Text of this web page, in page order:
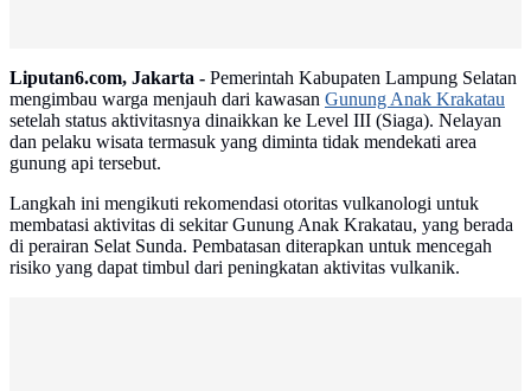
Liputan6.com, Jakarta - Pemerintah Kabupaten Lampung Selatan
mengimbau warga menjauh dari kawasan Gunung Anak Krakatau
setelah status aktivitasnya dinaikkan ke Level III (Siaga). Nelayan
dan pelaku wisata termasuk yang diminta tidak mendekati area
gunung api tersebut.
Langkah ini mengikuti rekomendasi otoritas vulkanologi untuk
membatasi aktivitas di sekitar Gunung Anak Krakatau, yang berada
di perairan Selat Sunda. Pembatasan diterapkan untuk mencegah
risiko yang dapat timbul dari peningkatan aktivitas vulkanik.